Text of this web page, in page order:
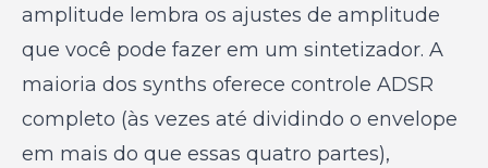
amplitude lembra os ajustes de amplitude
que você pode fazer em um sintetizador. A
maioria dos synths oferece controle ADSR
completo (às vezes até dividindo o envelope
em mais do que essas quatro partes),